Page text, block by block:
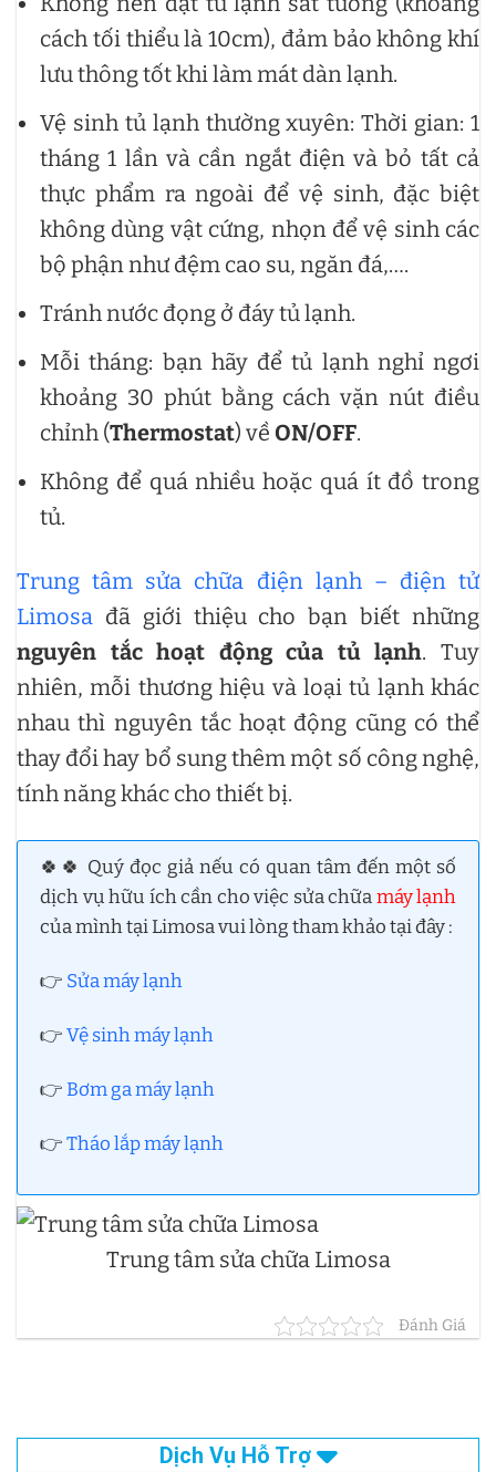
cách tối thiểu là 10cm), đảm bảo không khí
lưu thông tốt khi làm mát dàn lạnh.
Vệ sinh tủ lạnh thường xuyên: Thời gian: 1
tháng 1 lần và cần ngắt điện và bỏ tất cả
thực phẩm ra ngoài để vệ sinh, đặc biệt
không dùng vật cứng, nhọn để vệ sinh các
bộ phận như đệm cao su, ngăn đá,….
Tránh nước đọng ở đáy tủ lạnh.
Mỗi tháng: bạn hãy để tủ lạnh nghỉ ngơi
khoảng 30 phút bằng cách vặn nút điều
chỉnh (Thermostat) về ON/OFF.
Không để quá nhiều hoặc quá ít đồ trong
tủ.
Trung tâm sửa chữa điện lạnh – điện tử
Limosa đã giới thiệu cho bạn biết những
nguyên tắc hoạt động của tủ lạnh. Tuy
nhiên, mỗi thương hiệu và loại tủ lạnh khác
nhau thì nguyên tắc hoạt động cũng có thể
thay đổi hay bổ sung thêm một số công nghệ,
tính năng khác cho thiết bị.
🍀🍀 Quý đọc giả nếu có quan tâm đến một số
dịch vụ hữu ích cần cho việc sửa chữamáy lạnh
của mình tại Limosa vui lòng tham khảo tại đây :
👉 Sửa máy lạnh
👉Vệ sinh máy lạnh
👉Bơm ga máy lạnh
👉Tháo lắp máy lạnh
Trung tâm sửa chữa Limosa
Đánh Giá
Dịch Vụ Hỗ Trợ